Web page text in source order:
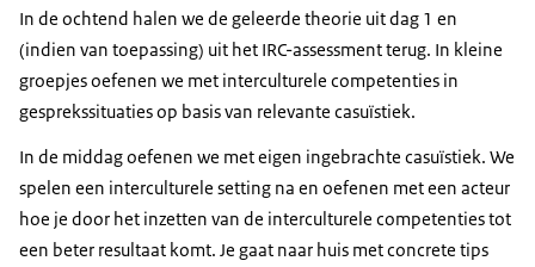
In de ochtend halen we de geleerde theorie uit dag 1 en
(indien van toepassing) uit het IRC-assessment terug. In kleine
groepjes oefenen we met interculturele competenties in
gesprekssituaties op basis van relevante casuïstiek.
In de middag oefenen we met eigen ingebrachte casuïstiek. We
spelen een interculturele setting na en oefenen met een acteur
hoe je door het inzetten van de interculturele competenties tot
een beter resultaat komt. Je gaat naar huis met concrete tips